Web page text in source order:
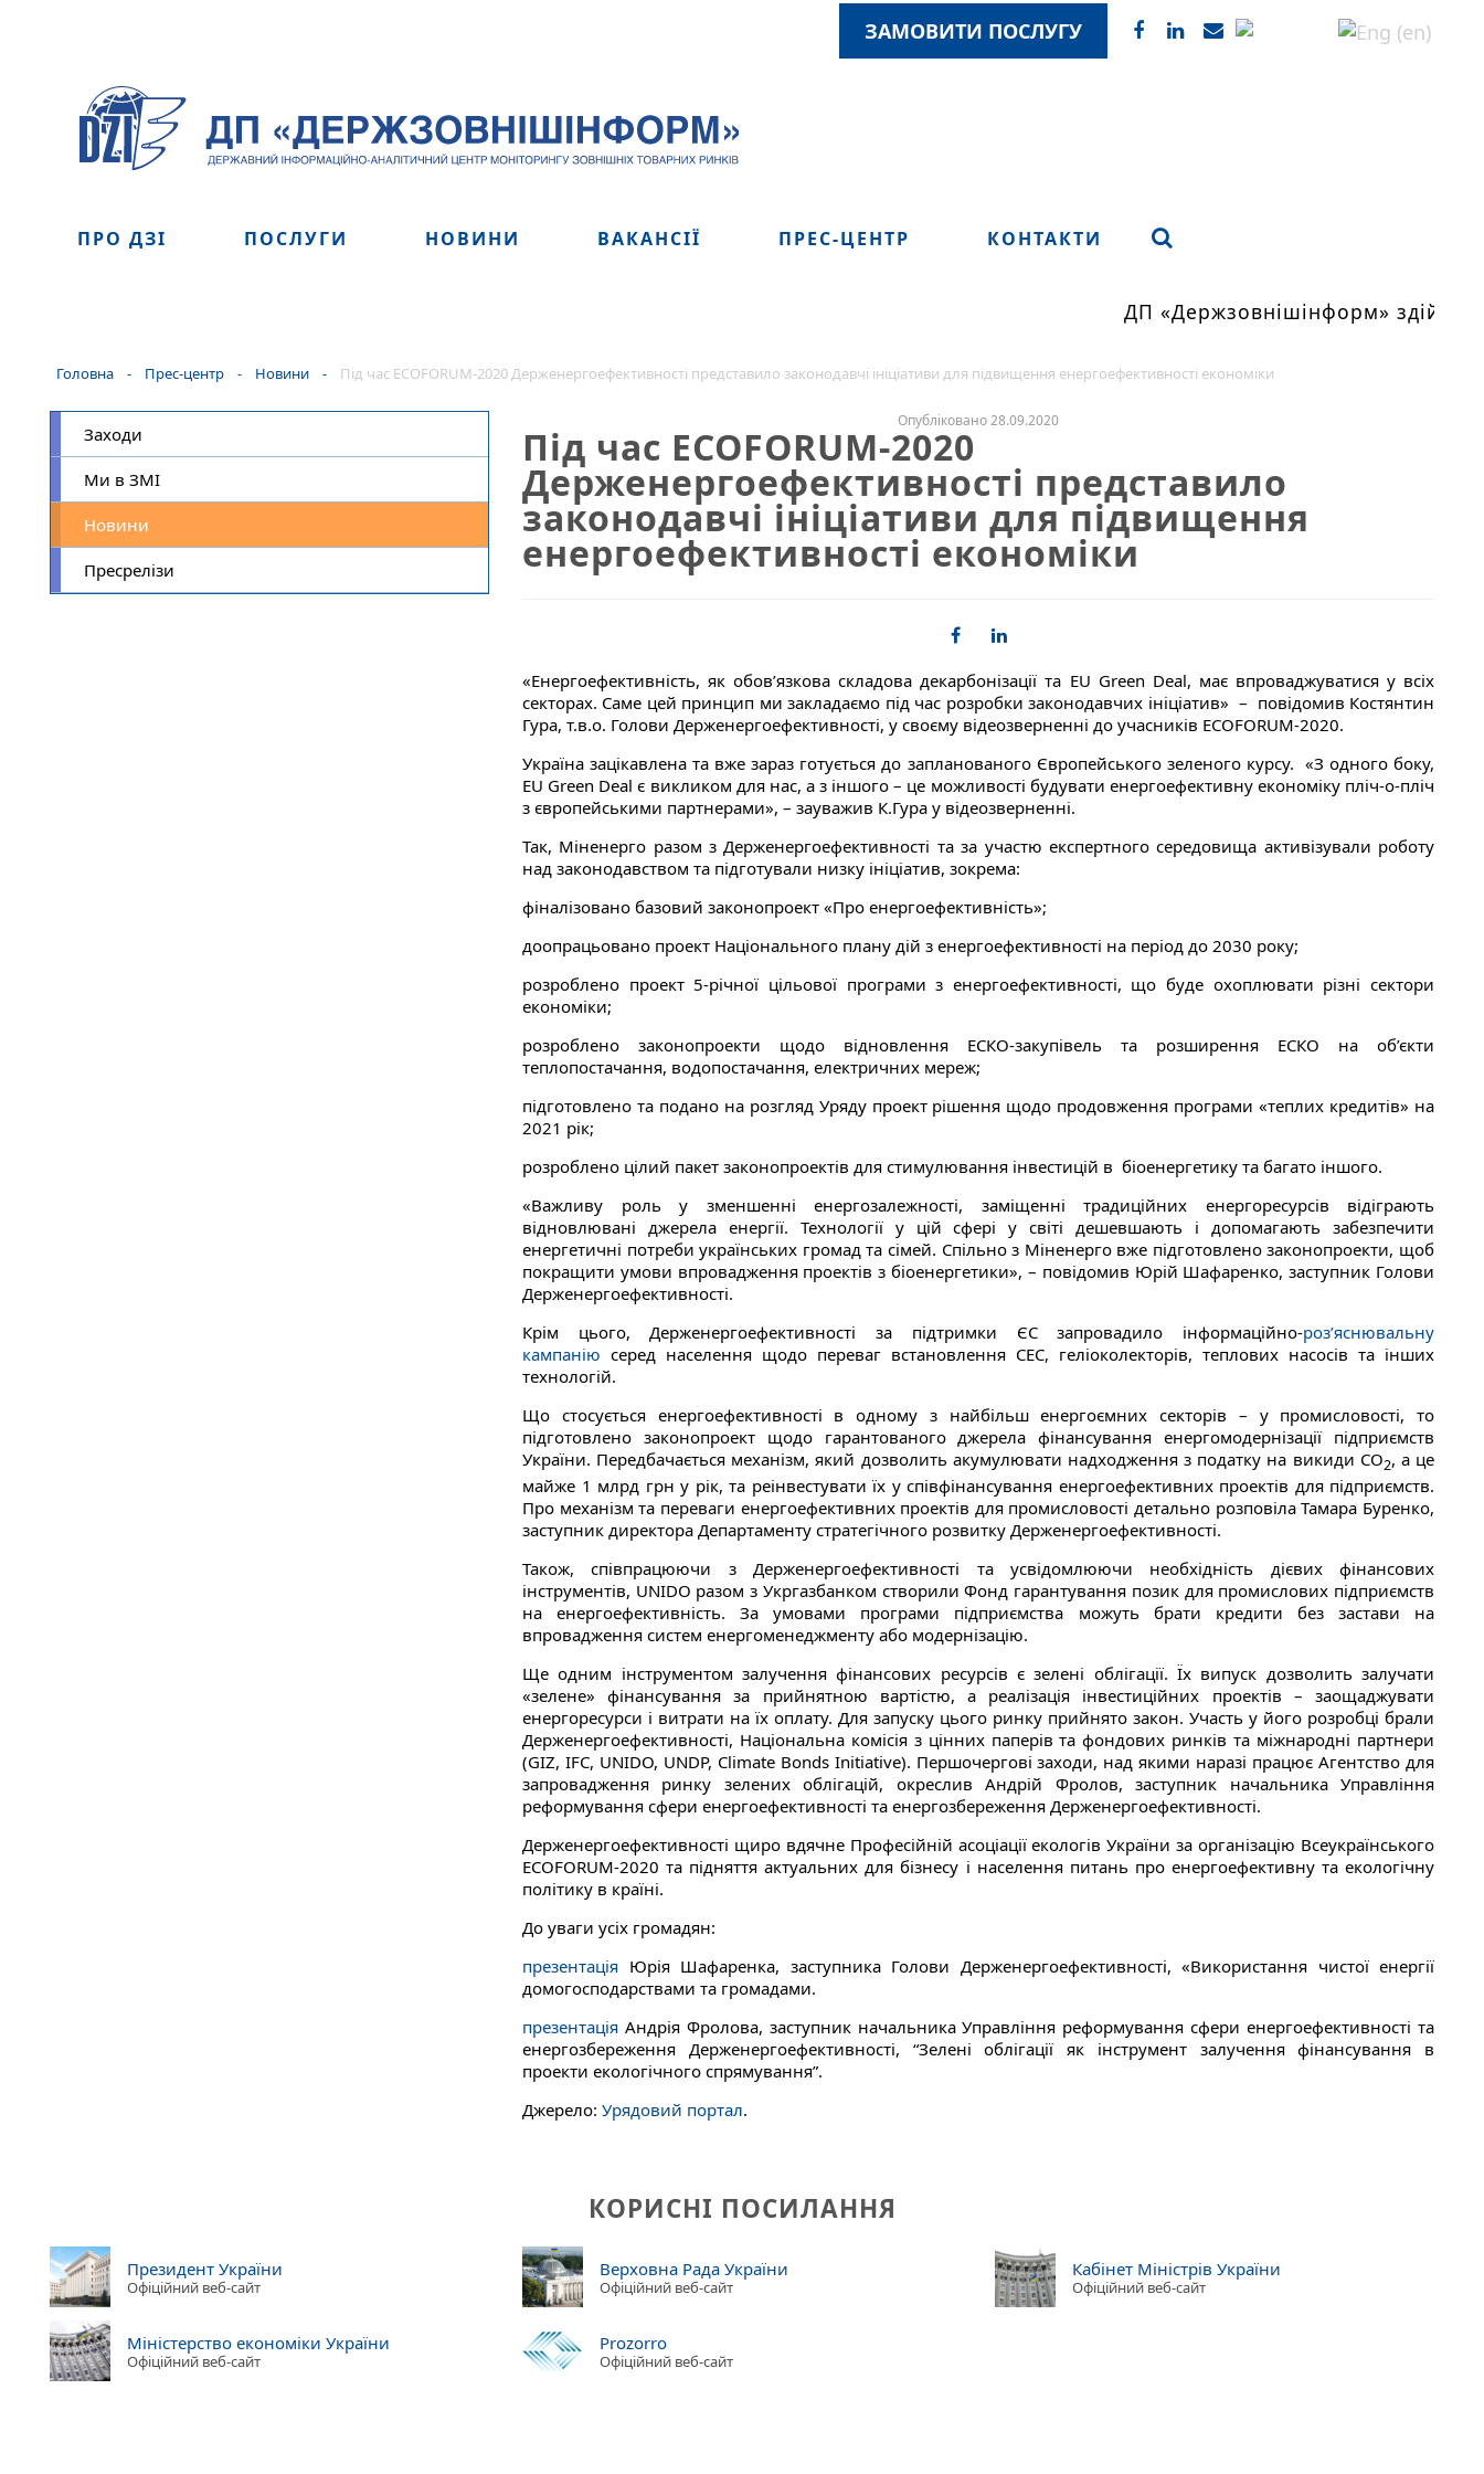
ЗАМОВИТИ ПОСЛУГУ
ПРО ДЗІ ПОСЛУГИ НОВИНИ ВАКАНСІЇ ПРЕС-ЦЕНТР КОНТАКТИ
ДП «Держзовнішінформ»
Головна - Прес-центр - Новини - Під час ECOFORUM-2020 Держенергоефективності представило законодавчі ініціативи для підвищення енергоефективності економіки
Заходи
Ми в ЗМІ
Новини
Пресрелізи
Опубліковано 28.09.2020
Під час ECOFORUM-2020
Держенергоефективності представило
законодавчі ініціативи для підвищення
енергоефективності економіки
«Енергоефективність, як обов’язкова складова декарбонізації та EU Green Deal, має впроваджуватися у всіх
секторах. Саме цей принцип ми закладаємо під час розробки законодавчих ініціатив» – повідомив Костянтин
Гура, т.в.о. Голови Держенергоефективності, у своєму відеозверненні до учасників ECOFORUM-2020.
Україна зацікавлена та вже зараз готується до запланованого Європейського зеленого курсу. «З одного боку,
EU Green Deal є викликом для нас, а з іншого – це можливості будувати енергоефективну економіку пліч-о-пліч
з європейськими партнерами», – зауважив К.Гура у відеозверненні.
Так, Міненерго разом з Держенергоефективності та за участю експертного середовища активізували роботу
над законодавством та підготували низку ініціатив, зокрема:
фіналізовано базовий законопроект «Про енергоефективність»;
доопрацьовано проект Національного плану дій з енергоефективності на період до 2030 року;
розроблено проект 5-річної цільової програми з енергоефективності, що буде охоплювати різні сектори
економіки;
розроблено законопроекти щодо відновлення ЕСКО-закупівель та розширення ЕСКО на об’єкти
теплопостачання, водопостачання, електричних мереж;
підготовлено та подано на розгляд Уряду проект рішення щодо продовження програми «теплих кредитів» на
2021 рік;
розроблено цілий пакет законопроектів для стимулювання інвестицій в біоенергетику та багато іншого.
«Важливу роль у зменшенні енергозалежності, заміщенні традиційних енергоресурсів відіграють
відновлювані джерела енергії. Технології у цій сфері у світі дешевшають і допомагають забезпечити
енергетичні потреби українських громад та сімей. Спільно з Міненерго вже підготовлено законопроекти, щоб
покращити умови впровадження проектів з біоенергетики», – повідомив Юрій Шафаренко, заступник Голови
Держенергоефективності.
Крім цього, Держенергоефективності за підтримки ЄС запровадило інформаційно-роз’яснювальну
кампанію серед населення щодо переваг встановлення СЕС, геліоколекторів, теплових насосів та інших
технологій.
Що стосується енергоефективності в одному з найбільш енергоємних секторів – у промисловості, то
підготовлено законопроект щодо гарантованого джерела фінансування енергомодернізації підприємств
України. Передбачається механізм, який дозволить акумулювати надходження з податку на викиди СО2, а це
майже 1 млрд грн у рік, та реінвестувати їх у співфінансування енергоефективних проектів для підприємств.
Про механізм та переваги енергоефективних проектів для промисловості детально розповіла Тамара Буренко,
заступник директора Департаменту стратегічного розвитку Держенергоефективності.
Також, співпрацюючи з Держенергоефективності та усвідомлюючи необхідність дієвих фінансових
інструментів, UNIDO разом з Укргазбанком створили Фонд гарантування позик для промислових підприємств
на енергоефективність. За умовами програми підприємства можуть брати кредити без застави на
впровадження систем енергоменеджменту або модернізацію.
Ще одним інструментом залучення фінансових ресурсів є зелені облігації. Їх випуск дозволить залучати
«зелене» фінансування за прийнятною вартістю, а реалізація інвестиційних проектів – заощаджувати
енергоресурси і витрати на їх оплату. Для запуску цього ринку прийнято закон. Участь у його розробці брали
Держенергоефективності, Національна комісія з цінних паперів та фондових ринків та міжнародні партнери
(GIZ, IFC, UNIDO, UNDP, Climate Bonds Initiative). Першочергові заходи, над якими наразі працює Агентство для
запровадження ринку зелених облігацій, окреслив Андрій Фролов, заступник начальника Управління
реформування сфери енергоефективності та енергозбереження Держенергоефективності.
Держенергоефективності щиро вдячне Професійній асоціації екологів України за організацію Всеукраїнського
ECOFORUM-2020 та підняття актуальних для бізнесу і населення питань про енергоефективну та екологічну
політику в країні.
До уваги усіх громадян:
презентація Юрія Шафаренка, заступника Голови Держенергоефективності, «Використання чистої енергії
домогосподарствами та громадами.
презентація Андрія Фролова, заступник начальника Управління реформування сфери енергоефективності та
енергозбереження Держенергоефективності, “Зелені облігації як інструмент залучення фінансування в
проекти екологічного спрямування”.
Джерело: Урядовий портал.
КОРИСНІ ПОСИЛАННЯ
Президент України
Офіційний веб-сайт
Верховна Рада України
Офіційний веб-сайт
Кабінет Міністрів України
Офіційний веб-сайт
Міністерство економіки України
Офіційний веб-сайт
Prozorro
Офіційний веб-сайт